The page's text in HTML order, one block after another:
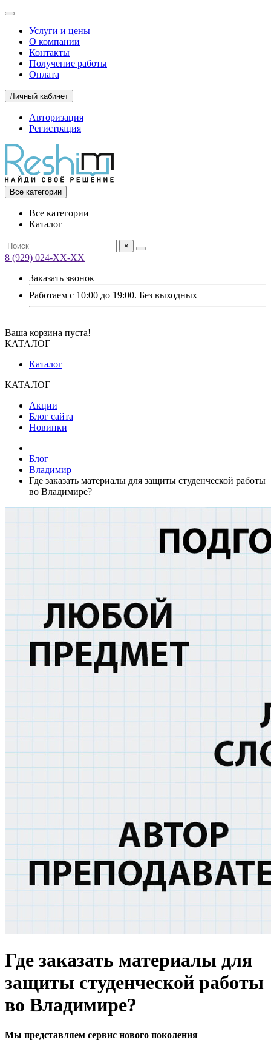
Услуги и цены
О компании
Контакты
Получение работы
Оплата
Личный кабинет
Авторизация
Регистрация
Все категории
Все категории
Каталог
×
8 (929) 024-ХХ-ХХ
Заказать звонок
Работаем с 10:00 до 19:00. Без выходных
Ваша корзина пуста!
КАТАЛОГ
Каталог
КАТАЛОГ
Акции
Блог сайта
Новинки
Блог
Владимир
Где заказать материалы для защиты студенческой работы
во Владимире?
Где заказать материалы для
защиты студенческой работы
во Владимире?
Мы представляем сервис нового поколения